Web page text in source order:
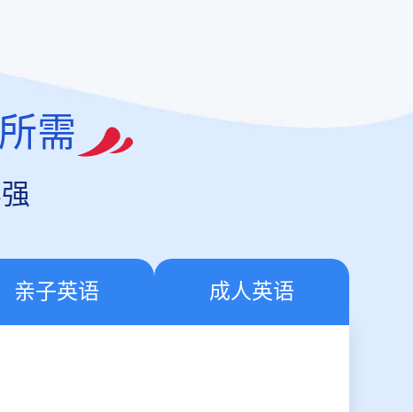
需
亲子英语 成人英语